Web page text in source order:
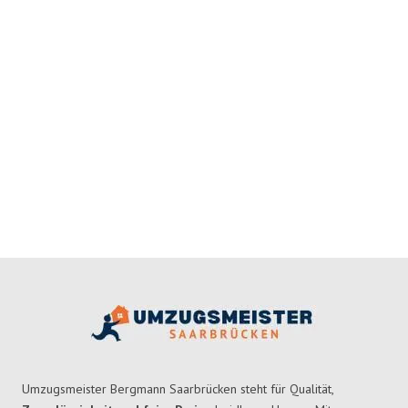
Umzugsmeister Bergmann Saarbrücken steht für Qualität,